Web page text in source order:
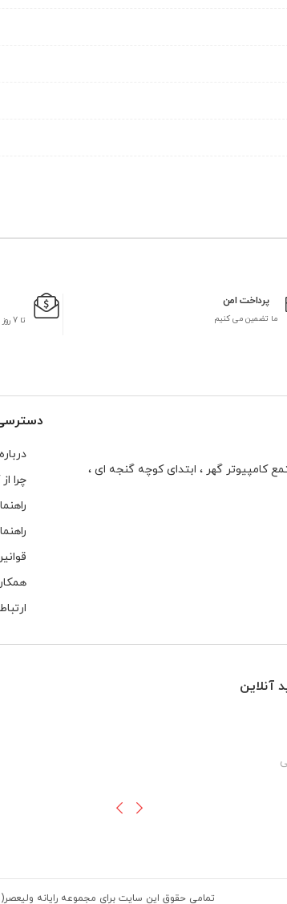
پرداخت امن
ما تضمین می کنیم تا 7 روز پس از پرداخت سفارش
كامپيوتر گهر ، ابتدای كوچه گنجه ای ،
چرا
آنلاین
هارهای
تمامی حقوق این سایت برای مجموعه رایانه